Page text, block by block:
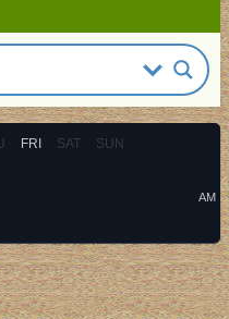
FRI SAT SUN
AM